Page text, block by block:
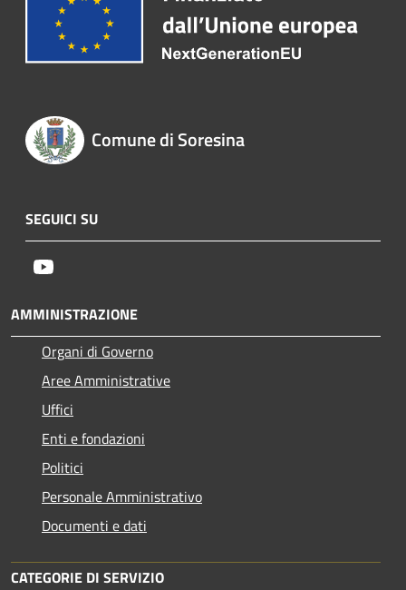
Comune di Soresina
SEGUICI SU
AMMINISTRAZIONE
Organi di Governo
Aree Amministrative
Uffici
Enti e fondazioni
Politici
Personale Amministrativo
Documenti e dati
CATEGORIE DI SERVIZIO